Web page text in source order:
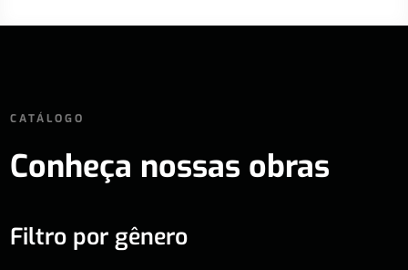
CATÁLOGO
Conheça nossas obras
Filtro por gênero